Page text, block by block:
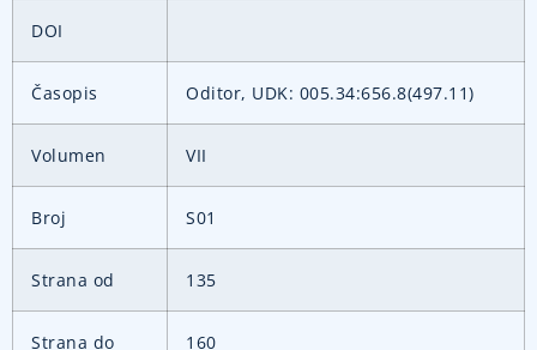
DOI
Časopis Oditor, UDK: 005.34:656.8(497.11)
Volumen VII
Broj S01
Strana od 135
Strana do 160